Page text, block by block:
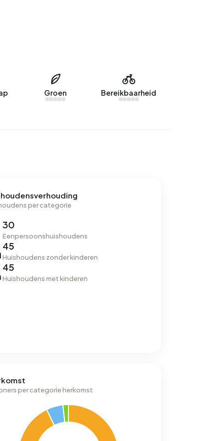
Groen Bereikbaarheid
per categorie
30
Eenpersoonshuishoudens
45
Huishoudens zonder kinderen
45
Huishoudens met kinderen
per categorie herkomst